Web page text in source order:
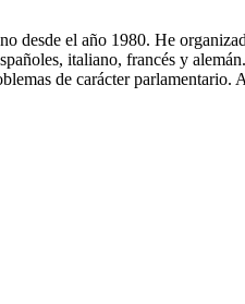
desde el año 1980. He
italiano, francés y
de carácter parlamentario.